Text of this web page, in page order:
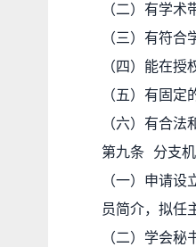
（二）有学
（三）有符
（四）能在
（五）有固定
（六）有合
第九条 分支
（一）申请
员简介，拟任
（二）学会